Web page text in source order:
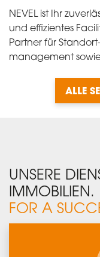
NEVEL ist Ihr
und effizientes
Partner für
management
ALLE
UNSERE
IMMOBILIEN.
FOR A